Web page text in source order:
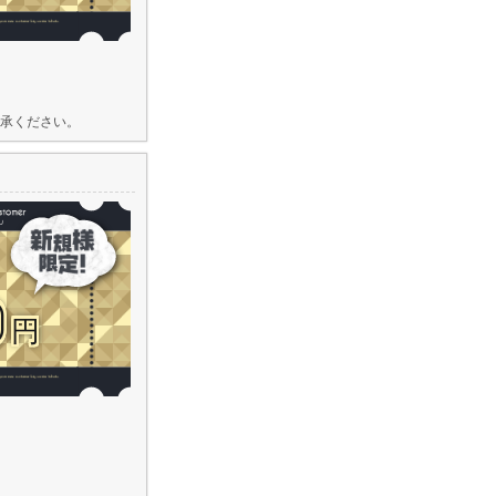
ください。